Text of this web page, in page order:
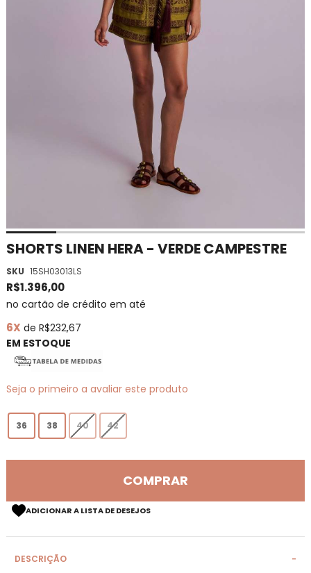
SHORTS LINEN HERA - VERDE CAMPESTRE
SKU 15SH03013LS
R$1.396,00
no cartão de crédito em até
6X de R$232,67
EM ESTOQUE
Seja o primeiro a avaliar este produto
36 38 40 42
COMPRAR
ADICIONAR A LISTA DE DESEJOS
DESCRIÇÃO
Saltar
o
início
da
de
imagens